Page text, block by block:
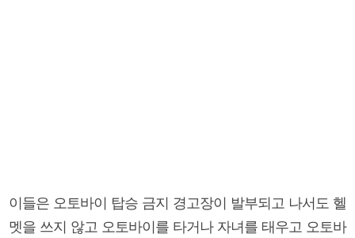
이들은 오토바이 탑승 금지 경고장이 발부되고 나서도 헬
멧을 쓰지 않고 오토바이를 타거나 자녀를 태우고 오토바